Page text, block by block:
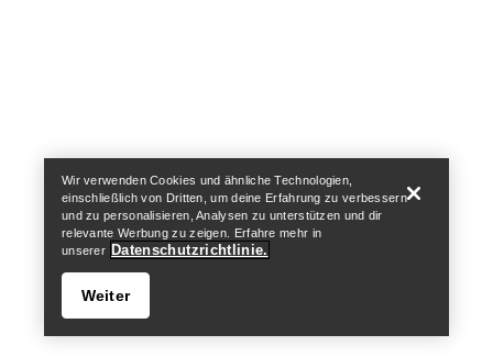
Wir verwenden Cookies und ähnliche Technologien,
einschließlich von Dritten, um deine Erfahrung zu verbessern
und zu personalisieren, Analysen zu unterstützen und dir
relevante Werbung zu zeigen. Erfahre mehr in
unserer Datenschutzrichtlinie.
Weiter